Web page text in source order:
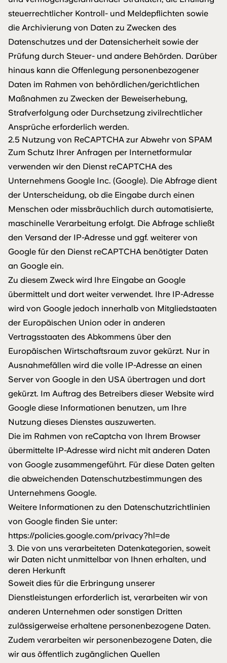
steuerrechtlicher Kontroll- und Meldepflichten sowie
die Archivierung von Daten zu Zwecken des
Datenschutzes und der Datensicherheit sowie der
Prüfung durch Steuer- und andere Behörden. Darüber
hinaus kann die Offenlegung personenbezogener
Daten im Rahmen von behördlichen/gerichtlichen
Maßnahmen zu Zwecken der Beweiserhebung,
Strafverfolgung oder Durchsetzung zivilrechtlicher
Ansprüche erforderlich werden.
2.5 Nutzung von ReCAPTCHA zur Abwehr von SPAM
Zum Schutz Ihrer Anfragen per Internetformular
verwenden wir den Dienst reCAPTCHA des
Unternehmens Google Inc. (Google). Die Abfrage dient
der Unterscheidung, ob die Eingabe durch einen
Menschen oder missbräuchlich durch automatisierte,
maschinelle Verarbeitung erfolgt. Die Abfrage schließt
den Versand der IP-Adresse und ggf. weiterer von
Google für den Dienst reCAPTCHA benötigter Daten
an Google ein.
Zu diesem Zweck wird Ihre Eingabe an Google
übermittelt und dort weiter verwendet. Ihre IP-Adresse
wird von Google jedoch innerhalb von Mitgliedstaaten
der Europäischen Union oder in anderen
Vertragsstaaten des Abkommens über den
Europäischen Wirtschaftsraum zuvor gekürzt. Nur in
Ausnahmefällen wird die volle IP-Adresse an einen
Server von Google in den USA übertragen und dort
gekürzt. Im Auftrag des Betreibers dieser Website wird
Google diese Informationen benutzen, um Ihre
Nutzung dieses Dienstes auszuwerten.
Die im Rahmen von reCaptcha von Ihrem Browser
übermittelte IP-Adresse wird nicht mit anderen Daten
von Google zusammengeführt. Für diese Daten gelten
die abweichenden Datenschutzbestimmungen des
Unternehmens Google.
Weitere Informationen zu den Datenschutzrichtlinien
von Google finden Sie unter:
https://policies.google.com/privacy?hl=de
3. Die von uns verarbeiteten Datenkategorien, soweit
wir Daten nicht unmittelbar von Ihnen erhalten, und
deren Herkunft
Soweit dies für die Erbringung unserer
Dienstleistungen erforderlich ist, verarbeiten wir von
anderen Unternehmen oder sonstigen Dritten
zulässigerweise erhaltene personenbezogene Daten.
Zudem verarbeiten wir personenbezogene Daten, die
wir aus öffentlich zugänglichen Quellen